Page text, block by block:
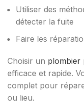
Utiliser des
détecter la fuite
Faire les
Choisir un plombier
efficace et rapide.
complet pour
ou lieu.